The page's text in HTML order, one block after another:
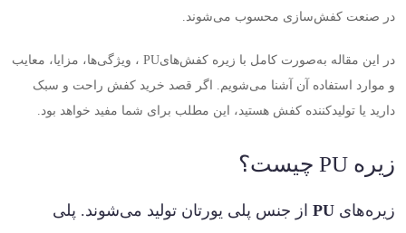
در صنعت کفش‌سازی محسوب می‌شوند.
در این مقاله به‌صورت کامل با زیره کفش‌هایPU ، ویژگی‌ها، مزایا، معایب
و موارد استفاده آن آشنا می‌شویم. اگر قصد خرید کفش راحت و سبک
دارید یا تولیدکننده کفش هستید، این مطلب برای شما مفید خواهد بود.
زیره PU چیست؟
زیره‌های PU از جنس پلی یورتان تولید می‌شوند. پلی